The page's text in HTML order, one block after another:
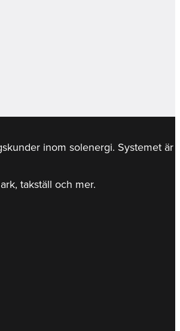
inom solenergi. Systemet är
takställ och mer.